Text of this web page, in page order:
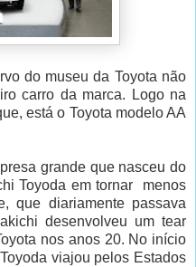
do museu da Toyota não
carro da marca. Logo na
está o Toyota modelo AA
grande que nasceu do
Toyoda em tornar menos
que diariamente passava
desenvolveu um tear
nos anos 20. No início
viajou pelos Estados